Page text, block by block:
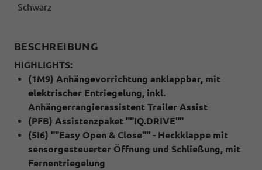
Schwarz
BESCHREIBUNG
HIGHLIGHTS:
(1M9) Anhängevorrichtung anklappbar, mit
elektrischer Entriegelung, inkl.
Anhängerrangierassistent Trailer Assist
(PFB) Assistenzpaket ""IQ.DRIVE""
(5I6) ""Easy Open & Close"" - Heckklappe mit
sensorgesteuerter Öffnung und Schließung, mit
Fernentriegelung